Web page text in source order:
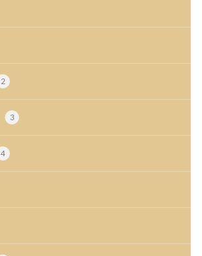
2
3
4